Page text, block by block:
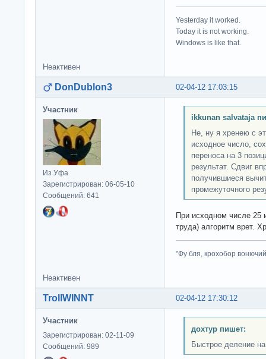
Yesterday it worked.
Today it is not working.
Windows is like that.
Неактивен
02-04-12 17:03:15
DonDublon3
Участник
Из Уфа
Зарегистрирован: 06-05-10
Сообщений: 641
ikkunan salvataja
Не, ну я хренею с
исходное число,
переноса на 3
результат. Сдвиг
получившиеся
промежуточного
При исходном числе 25
труда) алгоритм врет.
"Фу бля, крохобор
Неактивен
02-04-12 17:30:12
TrollWINNT
Участник
Зарегистрирован: 02-11-09
Сообщений: 989
дохтур пишет:
Быстрое деление